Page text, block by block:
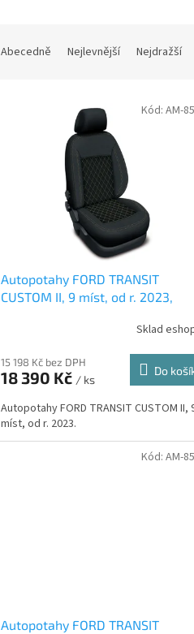
Abecedně Nejlevnější Nejdražší
Autopotahy FORD TRANSIT
CUSTOM II, 9 míst, od r. 2023,
Sklad
15 198 Kč bez DPH
18 390 Kč / ks
Do
Autopotahy FORD TRANSIT CUSTOM II,
míst, od r. 2023.
Kód: AM-
Autopotahy FORD TRANSIT
Kód: AM-